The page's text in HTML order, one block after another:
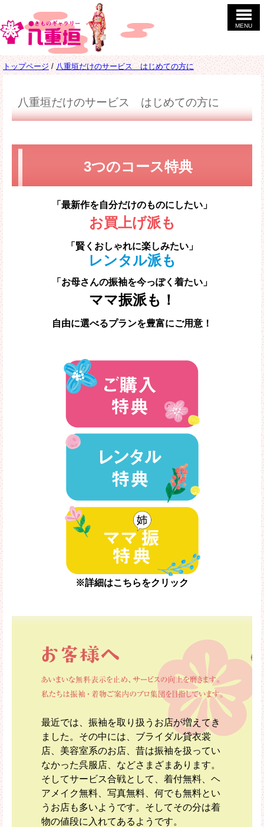
MENU
現
在
置：
トップページ / 八重垣だけのサービス はじめての方に
八重垣だけのサービス はじめての方に
3つのコース特典
「最新作を自分だけのものにしたい」
お買上げ派も
「賢くおしゃれに楽しみたい」
レンタル派も
「お母さんの振袖を今っぽく着たい」
ママ振派も！
自由に選べるプランを豊富にご用意！
※詳細はこちらをクリック
最近では、振袖を取り扱うお店が増えてき
ました。その中には、ブライダル貸衣裳
店、美容室系のお店、昔は振袖を扱ってい
なかった呉服店、などさまざまあります。
そしてサービス合戦として、着付無料、ヘ
アメイク無料、写真無料、何でも無料とい
うお店も多いようです。そしてその分は着
物の値段に入れてあるようです。